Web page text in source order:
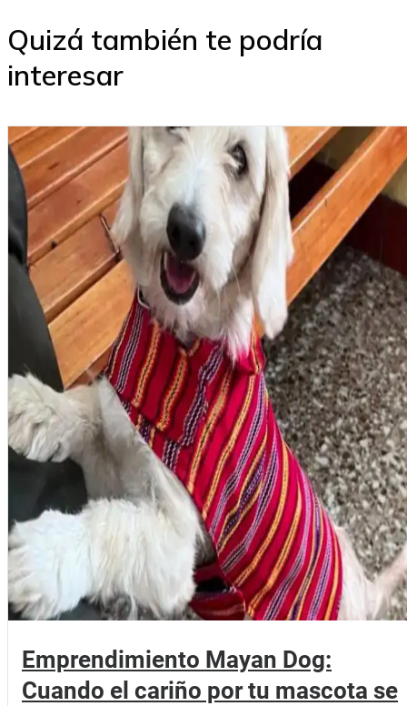
Quizá también te podría
interesar
Emprendimiento Mayan Dog:
Cuando el cariño por tu mascota se